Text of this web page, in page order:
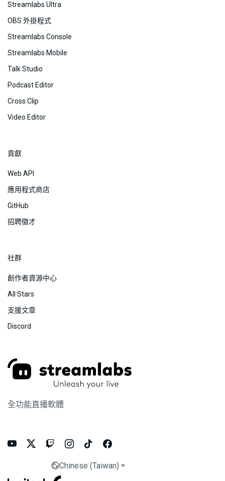
全功能直播軟體
     
Chinese (Taiwan) 
Streamlabs Ultra
OBS 外掛程式
Streamlabs Console
Streamlabs Mobile
Talk Studio
Podcast Editor
Cross Clip
Video Editor
貢獻
Web API
應用程式商店
GitHub
招聘徵才
社群
創作者資源中心
All Stars
支援文章
Discord